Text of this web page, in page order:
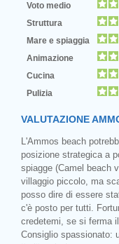
Voto medio
Struttura
Mare e spiaggia
Animazione
Cucina
Pulizia
VALUTAZIONE
L'Ammos beach
posizione strategica a
spiagge (Camel beach
villaggio piccolo, ma
posso dire di essere
c'è posto per tutti.
credetemi, se si ferma
Consiglio spassionato: